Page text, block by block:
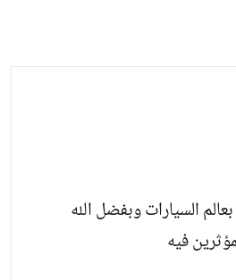
السيارات وبفضل الله
فيه